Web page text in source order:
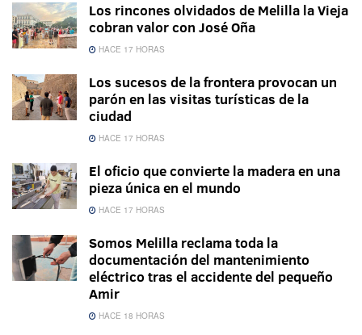
Los rincones olvidados de Melilla la Vieja
cobran valor con José Oña
HACE 17 HORAS
Los sucesos de la frontera provocan un
parón en las visitas turísticas de la
ciudad
HACE 17 HORAS
El oficio que convierte la madera en una
pieza única en el mundo
HACE 17 HORAS
Somos Melilla reclama toda la
documentación del mantenimiento
eléctrico tras el accidente del pequeño
Amir
HACE 18 HORAS